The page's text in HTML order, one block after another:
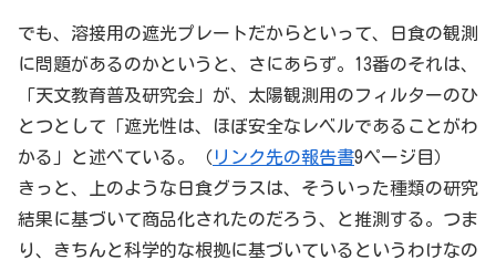
でも、溶接用の遮光プレートだからといって、日食の観測
に問題があるのかというと、さにあらず。13番のそれは、
「天文教育普及研究会」が、太陽観測用のフィルターのひ
とつとして「遮光性は、ほぼ安全なレベルであることがわ
かる」と述べている。（リンク先の報告書9ページ目）
きっと、上のような日食グラスは、そういった種類の研究
結果に基づいて商品化されたのだろう、と推測する。つま
り、きちんと科学的な根拠に基づいているというわけなの